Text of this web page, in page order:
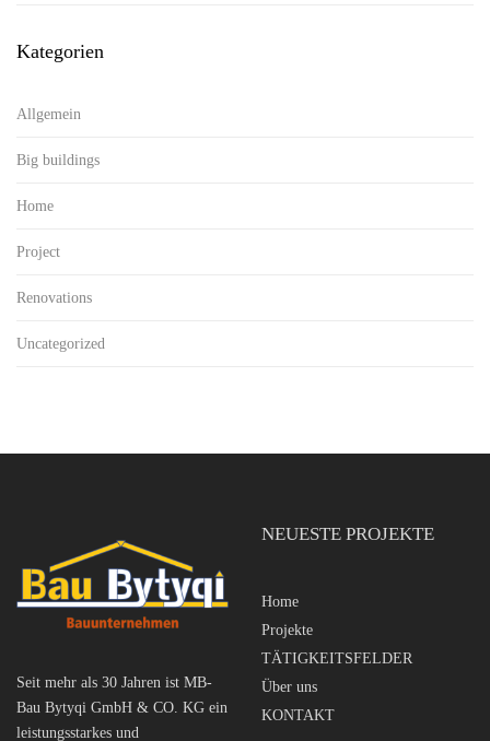
Kategorien
Allgemein
Big buildings
Home
Project
Renovations
Uncategorized
Seit mehr als 30 Jahren ist MB-
Bau Bytyqi GmbH & CO. KG ein
leistungsstarkes und
NEUESTE PROJEKTE
Home
Projekte
TÄTIGKEITSFELDER
Über uns
KONTAKT